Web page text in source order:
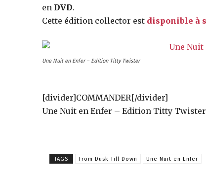
des
en DVD.
Cette édition collector est disponible à
Une Nuit en Enfer – Edition Titty Twister
[divider]COMMANDER[/divider]
Une Nuit en Enfer – Edition Titty
TAGS From Dusk Till Down Une Nuit en Enfer